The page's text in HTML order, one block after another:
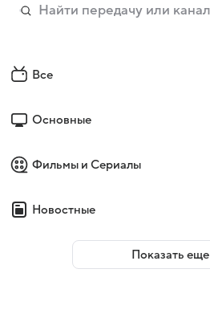
Все
Основные
Фильмы и Сериалы
Новостные
Показать еще